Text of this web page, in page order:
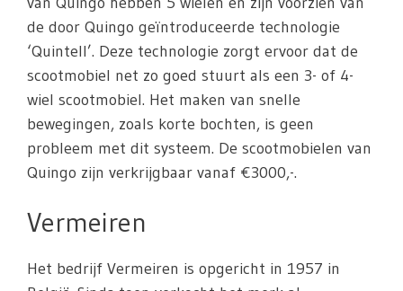
de door Quingo geïntroduceerde technologie
‘Quintell’. Deze technologie zorgt ervoor dat de
scootmobiel net zo goed stuurt als een 3- of 4-
wiel scootmobiel. Het maken van snelle
bewegingen, zoals korte bochten, is geen
probleem met dit systeem. De scootmobielen van
Quingo zijn verkrijgbaar vanaf €3000,-.
Vermeiren
Het bedrijf Vermeiren is opgericht in 1957 in